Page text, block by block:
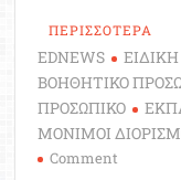
ΠΕΡΙΣΣΟΤΕΡΑ
EDNEWS
ΒΟΗΘΗΤΙΚΟ
ΠΡΟΣΩΠΙΚΟ
ΜΟΝΙΜΟΙ
Comment